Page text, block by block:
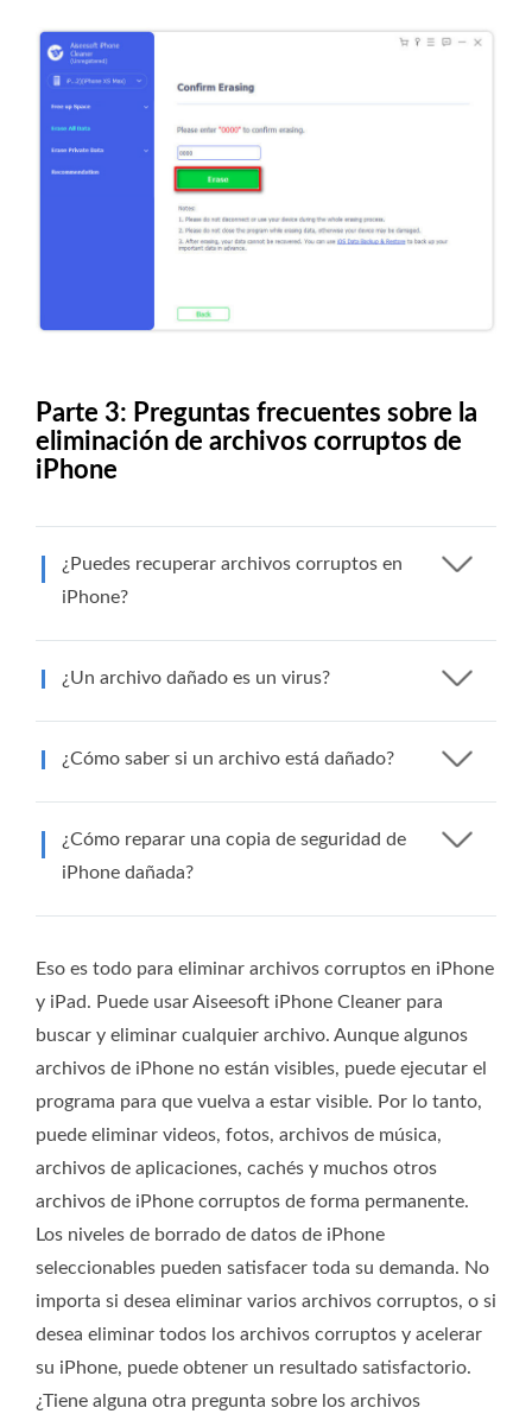
Parte 3: Preguntas frecuentes sobre la
eliminación de archivos corruptos de
iPhone
¿Puedes recuperar archivos corruptos en
iPhone?
¿Un archivo dañado es un virus?
¿Cómo saber si un archivo está dañado?
¿Cómo reparar una copia de seguridad de
iPhone dañada?
Eso es todo para eliminar archivos corruptos en iPhone
y iPad. Puede usar Aiseesoft iPhone Cleaner para
buscar y eliminar cualquier archivo. Aunque algunos
archivos de iPhone no están visibles, puede ejecutar el
programa para que vuelva a estar visible. Por lo tanto,
puede eliminar videos, fotos, archivos de música,
archivos de aplicaciones, cachés y muchos otros
archivos de iPhone corruptos de forma permanente.
Los niveles de borrado de datos de iPhone
seleccionables pueden satisfacer toda su demanda. No
importa si desea eliminar varios archivos corruptos, o si
desea eliminar todos los archivos corruptos y acelerar
su iPhone, puede obtener un resultado satisfactorio.
¿Tiene alguna otra pregunta sobre los archivos